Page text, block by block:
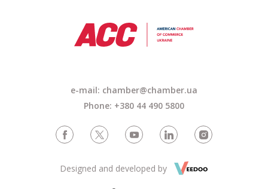
e-mail: chamber@chamber.ua
Phone: +380 44 490 5800
Designed and developed by